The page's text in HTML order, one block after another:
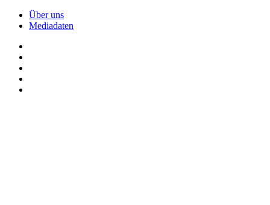
Über uns
Mediadaten